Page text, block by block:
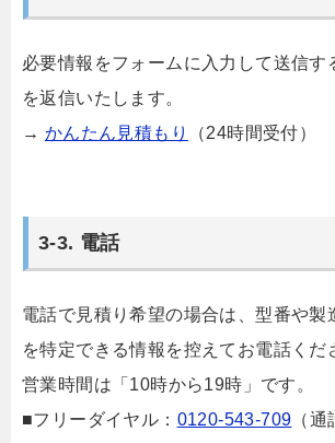
必要情報をフォームに入力して送信す
を返信いたします。
→ かんたん見積もり （24時間受付）
3-3. 電話
電話で見積り希望の場合は、型番や製
を特定できる情報を控えてお電話くだ
営業時間は「10時から19時」です。
■フリーダイヤル： 0120-543-709 （通